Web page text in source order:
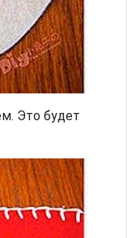
Это будет